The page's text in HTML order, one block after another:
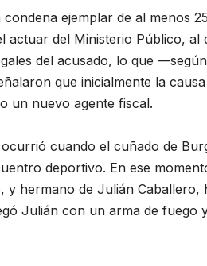
ejemplar de al menos
actuar del Ministerio Público, al
del acusado, lo que
que inicialmente la
un nuevo agente fiscal.
cuando el cuñado de
deportivo. En ese
y hermano de Julián
Julián con un arma de fuego